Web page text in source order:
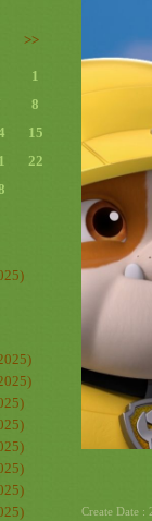
>>
1
8
15
22
Create Date